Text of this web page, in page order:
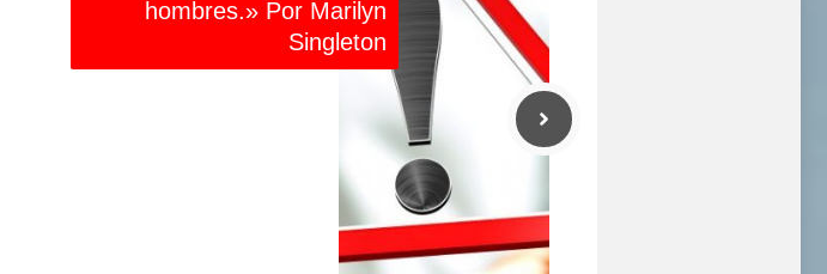
hombres.» Por Marilyn
Singleton